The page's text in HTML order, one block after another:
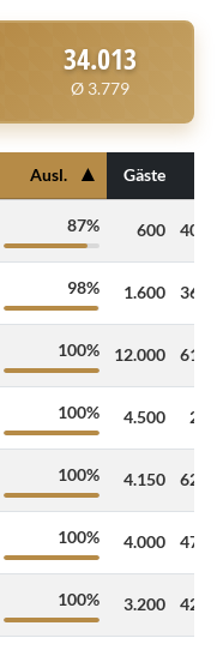
34.013
Ø 3.779
Ausl. ▲ Gäste
87% 600 407
98% 1.600 361
100% 12.000 614
100% 4.500 26
100% 4.150 625
100% 4.000 475
100% 3.200 424